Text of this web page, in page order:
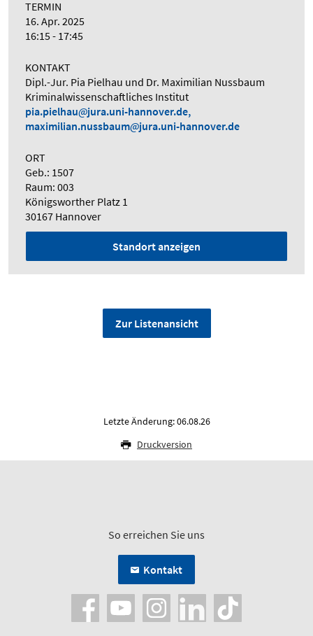
TERMIN
16. Apr. 2025
16:15 - 17:45
KONTAKT
Dipl.-Jur. Pia Pielhau und Dr. Maximilian Nussbaum
Kriminalwissenschaftliches Institut
pia.pielhau
jura.uni-hannover.de,
maximilian.nussbaum
jura.uni-hannover.de
ORT
Geb.: 1507
Raum: 003
Königsworther Platz 1
30167 Hannover
Standort anzeigen
Zur Listenansicht
Letzte Änderung: 06.08.26
Druckversion
So erreichen Sie uns
Kontakt